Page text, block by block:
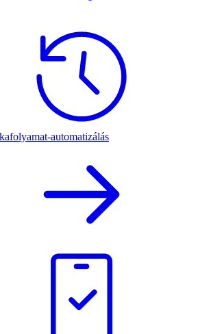
automatizálás